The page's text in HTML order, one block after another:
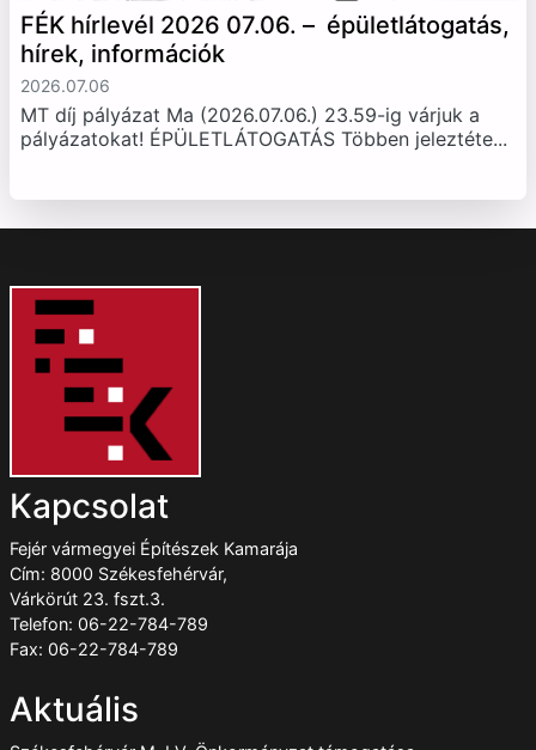
FÉK hírlevél 2026 07.06. – épületlátogatás,
hírek, információk
2026.07.06
MT díj pályázat Ma (2026.07.06.) 23.59-ig várjuk a
pályázatokat! ÉPÜLETLÁTOGATÁS Többen jeleztéte...
Kapcsolat
Fejér vármegyei Építészek Kamarája
Cím: 8000 Székesfehérvár,
Várkörút 23. fszt.3.
Telefon: 06-22-784-789
Fax: 06-22-784-789
Aktuális